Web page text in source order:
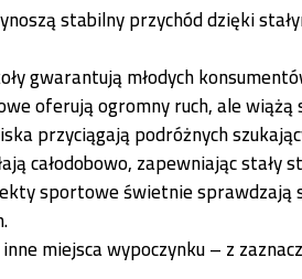
stabilny przychód dzięki
gwarantują młodych
oferują ogromny ruch, ale
przyciągają podróżnych
całodobowo, zapewniając stały
sportowe świetnie
miejsca wypoczynku – z